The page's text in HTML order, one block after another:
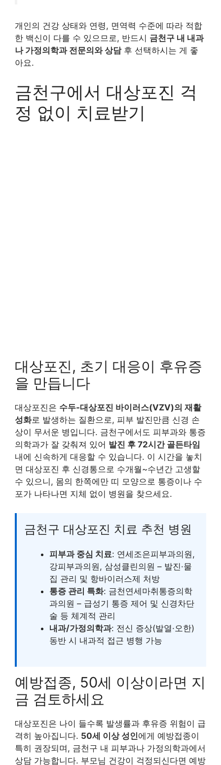
개인의 건강 상태와 연령, 면역력 수준에 따라 적합
한 백신이 다를 수 있으므로, 반드시 금천구 내 내과
나 가정의학과 전문의와 상담후 선택하시는 게 좋
아요.
금천구에서 대상포진 걱
정 없이 치료받기
대상포진, 초기 대응이 후유증
을 만듭니다
대상포진은 수두-대상포진 바이러스(VZV)의 재활
성화로 발생하는 질환으로, 피부 발진만큼 신경 손
상이 무서운 병입니다. 금천구에서도 피부과와 통증
의학과가 잘 갖춰져 있어 발진 후 72시간 골든타임
내에 신속하게 대응할 수 있습니다. 이 시간을 놓치
면 대상포진 후 신경통으로 수개월~수년간 고생할
수 있으니, 몸의 한쪽에만 띠 모양으로 통증이나 수
포가 나타나면 지체 없이 병원을 찾으세요.
금천구 대상포진 치료 추천 병원
피부과 중심 치료: 연세조은피부과의원,
강피부과의원, 삼성클린의원 – 발진·물
집 관리 및 항바이러스제 처방
통증 관리 특화: 금천연세마취통증의학
과의원 – 급성기 통증 제어 및 신경차단
술 등 체계적 관리
내과/가정의학과: 전신 증상(발열·오한)
동반 시 내과적 접근 병행 가능
예방접종, 50세 이상이라면 지
금 검토하세요
대상포진은 나이 들수록 발생률과 후유증 위험이 급
격히 높아집니다. 50세 이상 성인에게 예방접종이
특히 권장되며, 금천구 내 피부과나 가정의학과에서
상담 가능합니다. 부모님 건강이 걱정되신다면 예방